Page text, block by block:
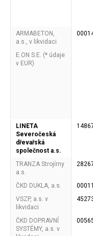
ARMABETON,
a.s., v likvidaci
E.ON S.E. (* údaje
v EUR)
LINETA
Severočeská
dřevařská
společnost a.s.
TRANZA Strojírny
a.s.
ČKD DUKLA, a.s.
VSZP, a.s. v
likvidaci
ČKD DOPRAVNÍ
SYSTÉMY, a.s. v